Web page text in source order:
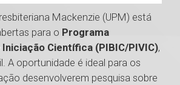
Mackenzie (UPM) está
para o Programa
Científica (PIBIC/PIVIC),
A oportunidade é ideal para os
desenvolverem pesquisa sobre